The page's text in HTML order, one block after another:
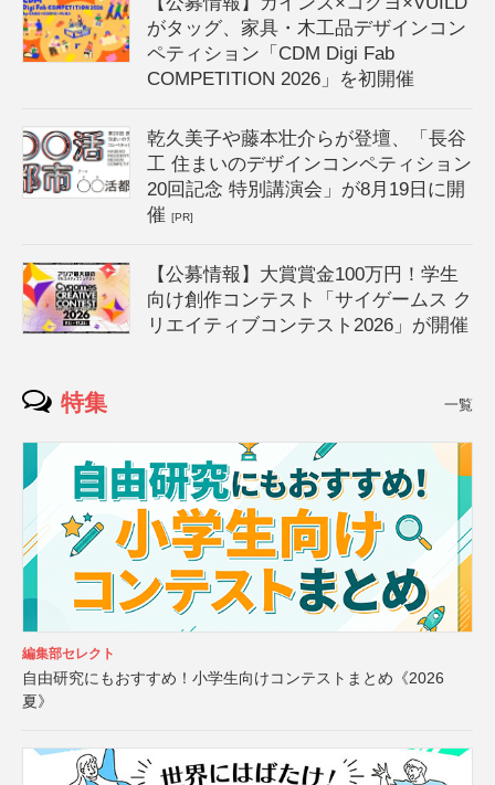
がタッグ、家具・木工品デザインコン
ペティション「CDM Digi Fab
COMPETITION 2026」を初開催
乾久美子や藤本壮介らが登壇、「長谷
工 住まいのデザインコンペティション
20回記念 特別講演会」が8月19日に開
催[PR]
【公募情報】大賞賞金100万円！学生
向け創作コンテスト「サイゲームス ク
リエイティブコンテスト2026」が開催
特集 一覧
編集部セレクト
自由研究にもおすすめ！小学生向けコンテストまとめ《2026
夏》